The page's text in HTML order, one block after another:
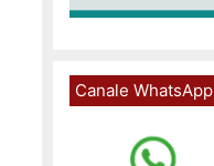
Canale WhatsApp